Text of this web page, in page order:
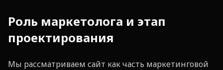
Роль маркетолога и этап
проектирования
Мы рассматриваем сайт как часть маркетинговой